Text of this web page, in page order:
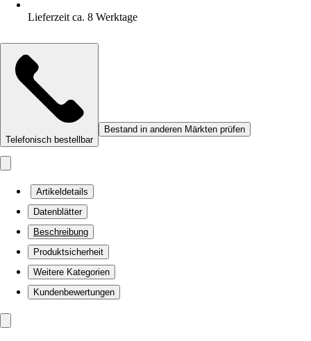
Lieferzeit ca. 8 Werktage
Telefonisch bestellbar
Bestand in anderen Märkten prüfen
Artikeldetails
Datenblätter
Beschreibung
Produktsicherheit
Weitere Kategorien
Kundenbewertungen